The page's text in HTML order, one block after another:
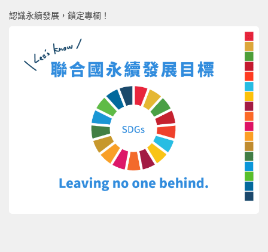
認識永續發展，鎖定專欄！